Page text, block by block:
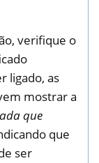
verifique o
ligado, as
mostrar a
que
que
ser